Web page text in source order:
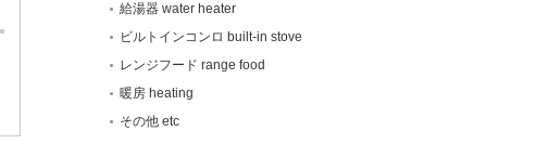
給湯器 water heater
ビルトインコンロ built-in stove
レンジフード range food
暖房 heating
その他 etc